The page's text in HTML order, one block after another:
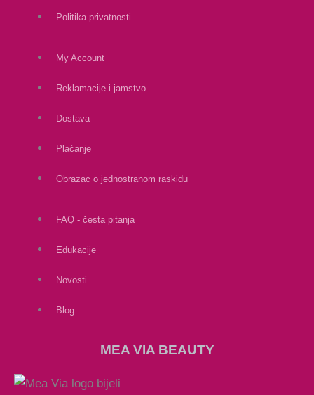
Politika privatnosti
My Account
Reklamacije i jamstvo
Dostava
Plaćanje
Obrazac o jednostranom raskidu
FAQ - česta pitanja
Edukacije
Novosti
Blog
MEA VIA BEAUTY